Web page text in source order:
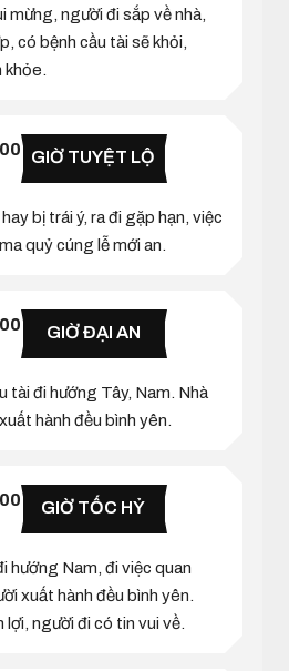
mừng, người đi sắp về nhà,
có bệnh cầu tài sẽ khỏi,
GIỜ TUYỆT LỘ
bị trái ý, ra đi gặp hạn, việc
quỷ cúng lễ mới an.
GIỜ ĐẠI AN
tài đi hướng Tây, Nam. Nhà
hành đều bình yên.
GIỜ TỐC HỶ
hướng Nam, đi việc quan
xuất hành đều bình yên.
lợi, người đi có tin vui về.